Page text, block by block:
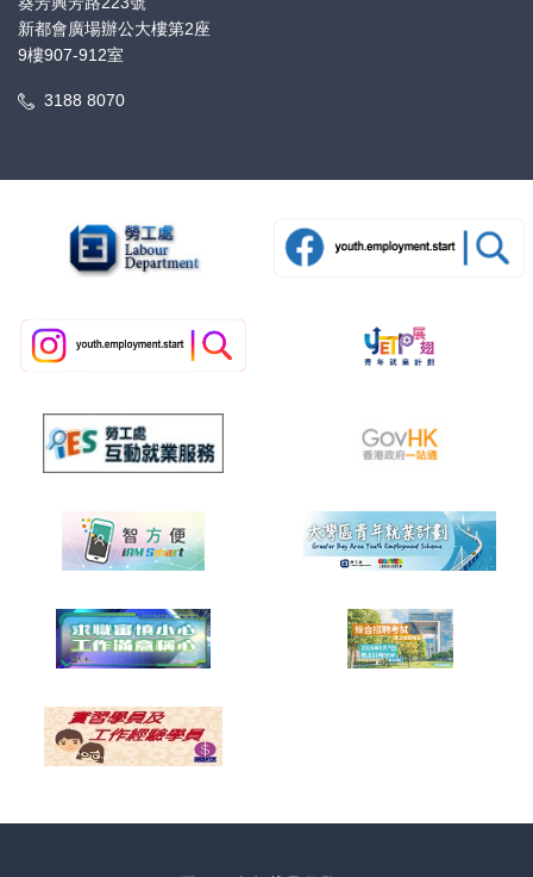
新都會廣場辦公大樓第2座
9樓907-912室
3188 8070